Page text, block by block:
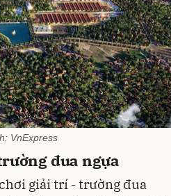
VnExpress
đua ngựa
giải trí - trường đua